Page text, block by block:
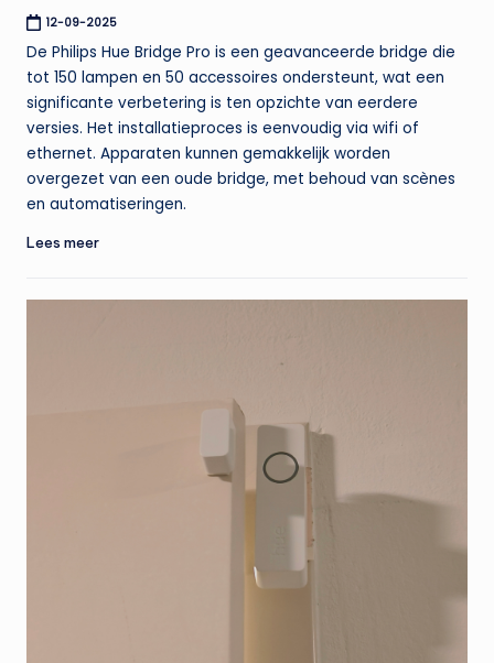
12-09-2025
De Philips Hue Bridge Pro is een geavanceerde bridge die
tot 150 lampen en 50 accessoires ondersteunt, wat een
significante verbetering is ten opzichte van eerdere
versies. Het installatieproces is eenvoudig via wifi of
ethernet. Apparaten kunnen gemakkelijk worden
overgezet van een oude bridge, met behoud van scènes
en automatiseringen.
Lees meer